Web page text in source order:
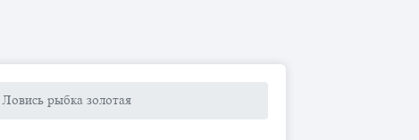
Ловись рыбка золотая